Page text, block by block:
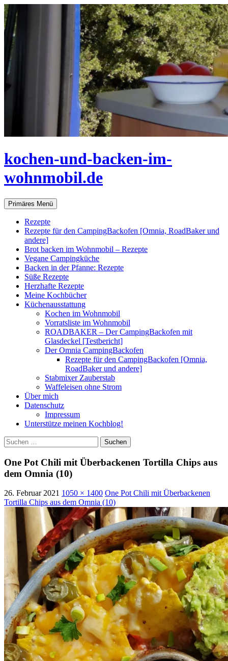
Zum
Inhalt
springen
kochen-und-backen-im-
wohnmobil.de
Suchen
Primäres Menü
Rezepte
Rezepte für den CampingBackofen [Omnia, RoadBaker und
andere]
Brot backen im Wohnmobil – Rezepte
Vegane Campingküche
Backen in der Pfanne: Rezepte
Süße Rezepte
Herzhafte Rezepte
Meine Kochbücher
Küchenausstattung
Kochen im Wohnmobil
Vorratsliste im Wohnmobil
ROADBAKER – Der CampingBackofen mit
Glasdeckel [Testbericht]
Der Omnia CampingBackofen
Rezepte für den CampingBackofen [Omnia,
RoadBaker und andere]
Stabmixer Zauberstab
Waffeleisen ohne Strom
Über mich
Datenschutz
Impressum
Unterstütze meinen Kochblog!
Suchen
nach:
One Pot Chili mit Überbackenen Tortilla Chips aus
dem Omnia (10)
26. Februar 2021 1050 × 1400 One Pot Chili mit Überbackenen
Tortilla Chips aus dem Omnia (10)